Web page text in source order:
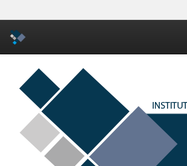
Skip
navigation